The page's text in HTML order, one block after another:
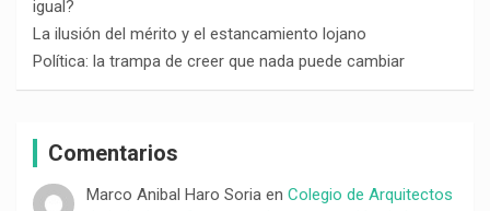
igual?
La ilusión del mérito y el estancamiento lojano
Política: la trampa de creer que nada puede cambiar
Comentarios
Marco Anibal Haro Soriaen Colegio de Arquitectos